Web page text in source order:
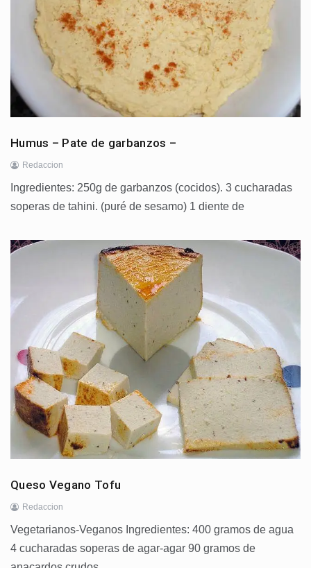
Humus – Pate de garbanzos –
Redaccion
Ingredientes: 250g de garbanzos (cocidos). 3 cucharadas
soperas de tahini. (puré de sesamo) 1 diente de
Queso Vegano Tofu
Redaccion
Vegetarianos-Veganos Ingredientes: 400 gramos de agua
4 cucharadas soperas de agar-agar 90 gramos de